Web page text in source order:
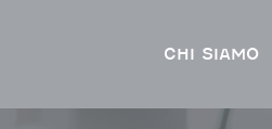
CHI SIAMO